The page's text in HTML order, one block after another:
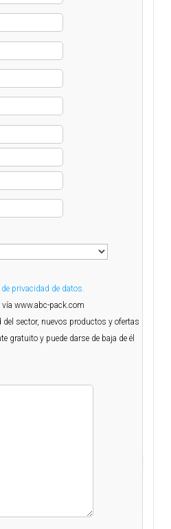
privacidad de datos.
www.abc-pack.com
del sector, nuevos productos y ofertas
gratuito y puede darse de baja de él